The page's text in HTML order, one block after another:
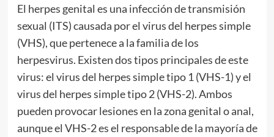
El herpes genital es una infección de transmisión
sexual (ITS) causada por el virus del herpes simple
(VHS), que pertenece a la familia de los
herpesvirus. Existen dos tipos principales de este
virus: el virus del herpes simple tipo 1 (VHS-1) y el
virus del herpes simple tipo 2 (VHS-2). Ambos
pueden provocar lesiones en la zona genital o anal,
aunque el VHS-2 es el responsable de la mayoría de